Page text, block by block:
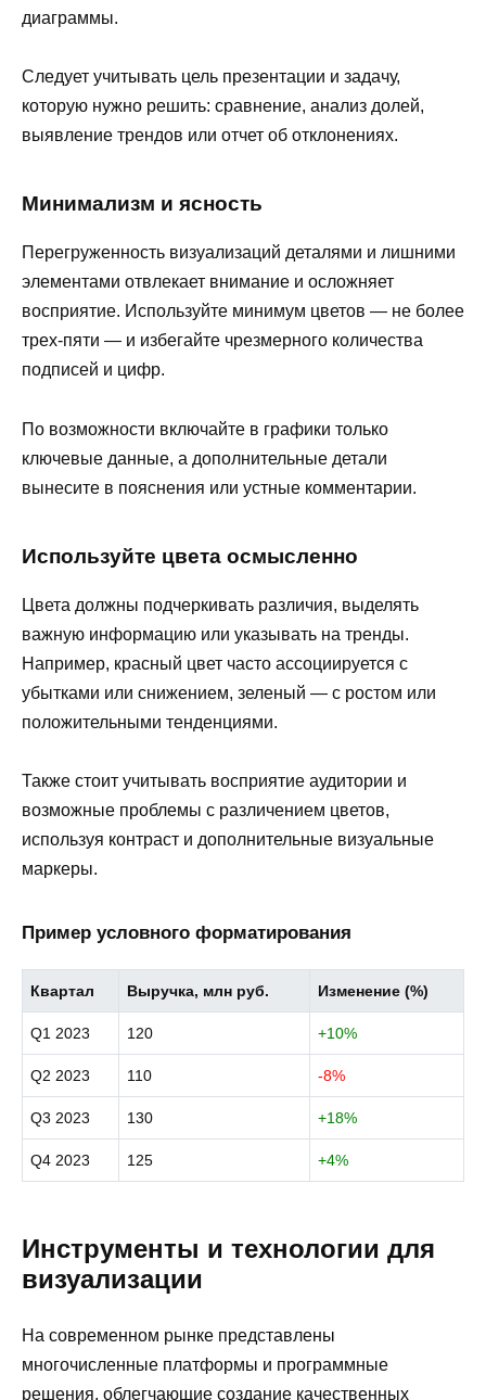
диаграммы.
Следует учитывать цель презентации и задачу,
которую нужно решить: сравнение, анализ долей,
выявление трендов или отчет об отклонениях.
Минимализм и ясность
Перегруженность визуализаций деталями и лишними
элементами отвлекает внимание и осложняет
восприятие. Используйте минимум цветов — не более
трех-пяти — и избегайте чрезмерного количества
подписей и цифр.
По возможности включайте в графики только
ключевые данные, а дополнительные детали
вынесите в пояснения или устные комментарии.
Используйте цвета осмысленно
Цвета должны подчеркивать различия, выделять
важную информацию или указывать на тренды.
Например, красный цвет часто ассоциируется с
убытками или снижением, зеленый — с ростом или
положительными тенденциями.
Также стоит учитывать восприятие аудитории и
возможные проблемы с различением цветов,
используя контраст и дополнительные визуальные
маркеры.
Пример условного форматирования
Квартал Выручка, млн руб. Изменение (%)
Q1 2023 120 +10%
Q2 2023 110 -8%
Q3 2023 130 +18%
Q4 2023 125 +4%
Инструменты и технологии для
визуализации
На современном рынке представлены
многочисленные платформы и программные
решения, облегчающие создание качественных